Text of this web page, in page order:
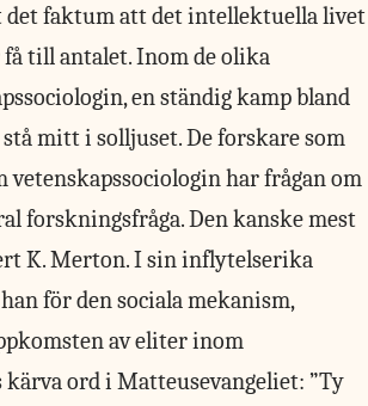
det faktum att det intellektuella livet
till antalet. Inom de olika
en ständig kamp bland
mitt i solljuset. De forskare som
har frågan om
forskningsfråga. Den kanske mest
K. Merton. I sin inflytelserika
för den sociala mekanism,
av eliter inom
kärva ord i Matteusevangeliet: ”Ty